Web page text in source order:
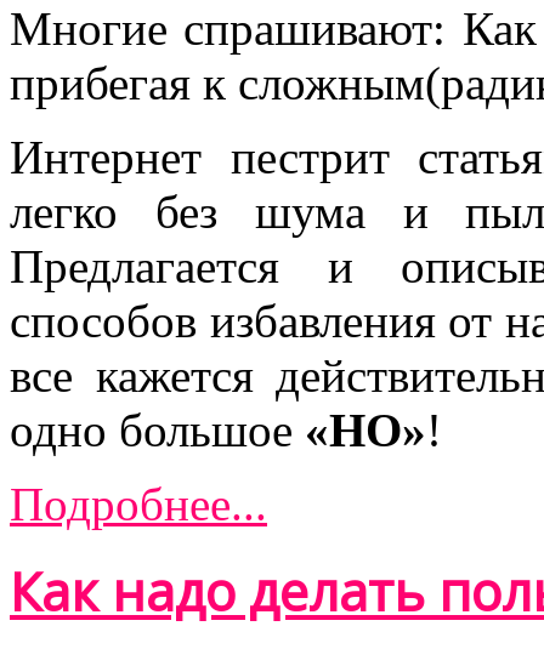
Многие спрашивают: Как
прибегая к
Интернет пестрит
легко без шума и
Предлагается и
способов избавления от
все кажется
одно большое «НО»!
Подробнее...
Как надо делать